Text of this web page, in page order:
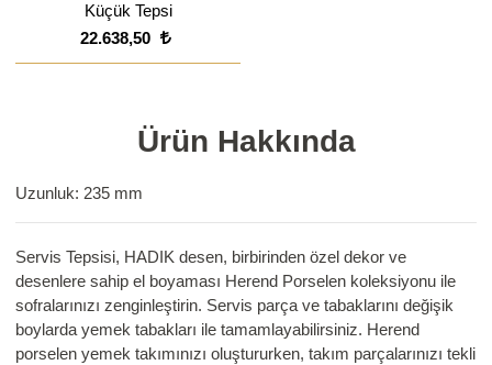
Küçük Tepsi
22.638,50
Ürün Hakkında
Uzunluk: 235 mm
Servis Tepsisi, HADIK desen, birbirinden özel dekor ve
desenlere sahip el boyaması Herend Porselen koleksiyonu ile
sofralarınızı zenginleştirin. Servis parça ve tabaklarını değişik
boylarda yemek tabakları ile tamamlayabilirsiniz. Herend
porselen yemek takımınızı oluştururken, takım parçalarınızı tekli